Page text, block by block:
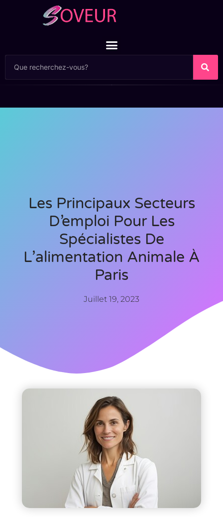
Les Principaux Secteurs
D’emploi Pour Les
Spécialistes De
L’alimentation Animale À
Paris
Juillet 19, 2023